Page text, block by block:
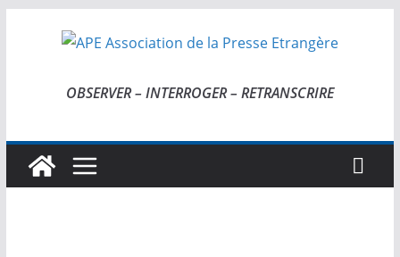
OBSERVER – INTERROGER – RETRANSCRIRE